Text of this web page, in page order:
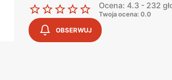
Ocena: 4.3 - 232
Twoja ocena: 0.0
OBSERWUJ